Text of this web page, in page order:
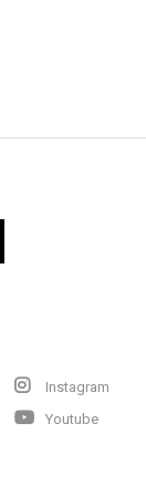
Instagram
Youtube